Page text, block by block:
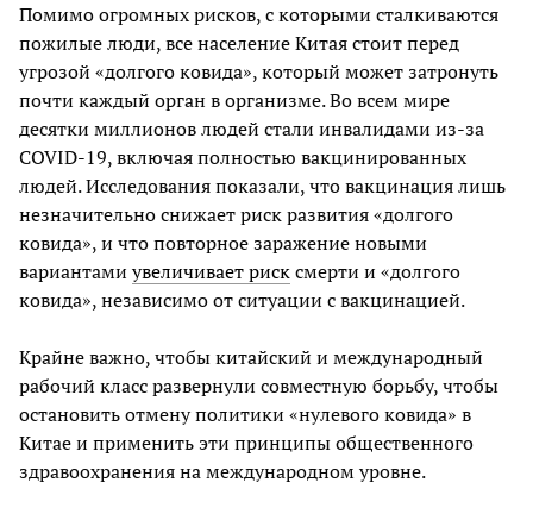
Помимо огромных рисков, с которыми сталкиваются
пожилые люди, все население Китая стоит перед
угрозой «долгого ковида», который может затронуть
почти каждый орган в организме. Во всем мире
десятки миллионов людей стали инвалидами из-за
COVID-19, включая полностью вакцинированных
людей. Исследования показали, что вакцинация лишь
незначительно снижает риск развития «долгого
ковида», и что повторное заражение новыми
вариантами увеличивает рисксмерти и «долгого
ковида», независимо от ситуации с вакцинацией.
Крайне важно, чтобы китайский и международный
рабочий класс развернули совместную борьбу, чтобы
остановить отмену политики «нулевого ковида» в
Китае и применить эти принципы общественного
здравоохранения на международном уровне.